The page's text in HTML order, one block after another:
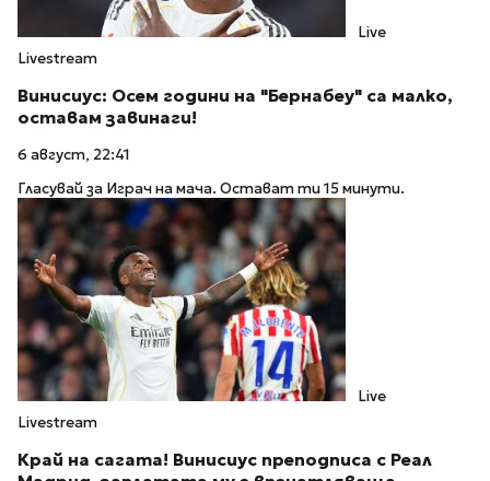
Live
Livestream
Винисиус: Осем години на "Бернабеу" са малко,
оставам завинаги!
6 август, 22:41
Гласувай за Играч на мача. Остават ти 15 минути.
Live
Livestream
Край на сагата! Винисиус преподписа с Реал